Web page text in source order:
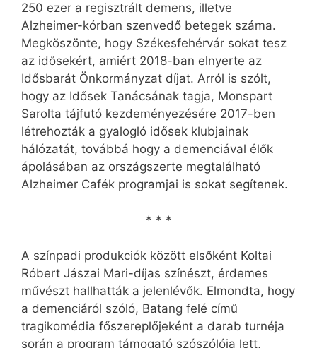
250 ezer a regisztrált demens, illetve
Alzheimer-kórban szenvedő betegek száma.
Megköszönte, hogy Székesfehérvár sokat tesz
az idősekért, amiért 2018-ban elnyerte az
Idősbarát Önkormányzat díjat. Arról is szólt,
hogy az Idősek Tanácsának tagja, Monspart
Sarolta tájfutó kezdeményezésére 2017-ben
létrehozták a gyalogló idősek klubjainak
hálózatát, továbbá hogy a demenciával élők
ápolásában az országszerte megtalálható
Alzheimer Cafék programjai is sokat segítenek.
* * *
A színpadi produkciók között elsőként Koltai
Róbert Jászai Mari-díjas színészt, érdemes
művészt hallhatták a jelenlévők. Elmondta, hogy
a demenciáról szóló, Batang felé című
tragikomédia főszereplőjeként a darab turnéja
során a program támogató szószólója lett,